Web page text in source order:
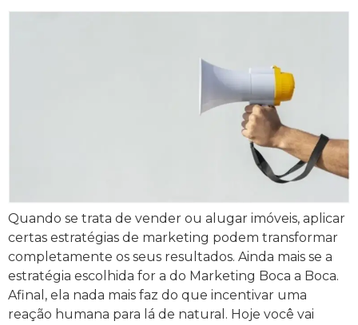
Quando se trata de vender ou alugar imóveis, aplicar
certas estratégias de marketing podem transformar
completamente os seus resultados. Ainda mais se a
estratégia escolhida for a do Marketing Boca a Boca.
Afinal, ela nada mais faz do que incentivar uma
reação humana para lá de natural. Hoje você vai